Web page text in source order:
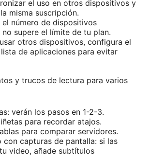
el uso en otros dispositivos y
misma suscripción.
el número de dispositivos
no supere el límite de tu plan.
otros dispositivos, configura el
de aplicaciones para evitar
y trucos de lectura para varios
verán los pasos en 1-2-3.
para recordar atajos.
para comparar servidores.
con capturas de pantalla: si las
video, añade subtítulos